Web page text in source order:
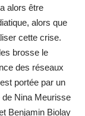
alors être
alors que
cette crise.
brosse le
des réseaux
portée par un
Nina Meurisse
Benjamin Biolay